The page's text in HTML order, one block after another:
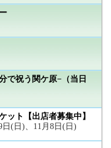
で祝う関ケ原−（当日
ト【出店者募集中】
日(日)、11月8日(日)